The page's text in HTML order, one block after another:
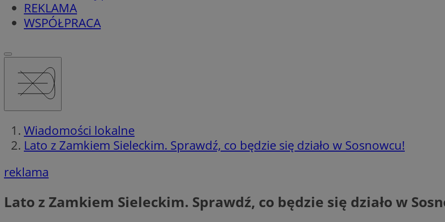
REKLAMA
WSPÓŁPRACA
Wiadomości lokalne
Lato z Zamkiem Sieleckim. Sprawdź, co będzie się działo w Sosnowcu!
reklama
Lato z Zamkiem Sieleckim. Sprawdź, co będzie się działo w